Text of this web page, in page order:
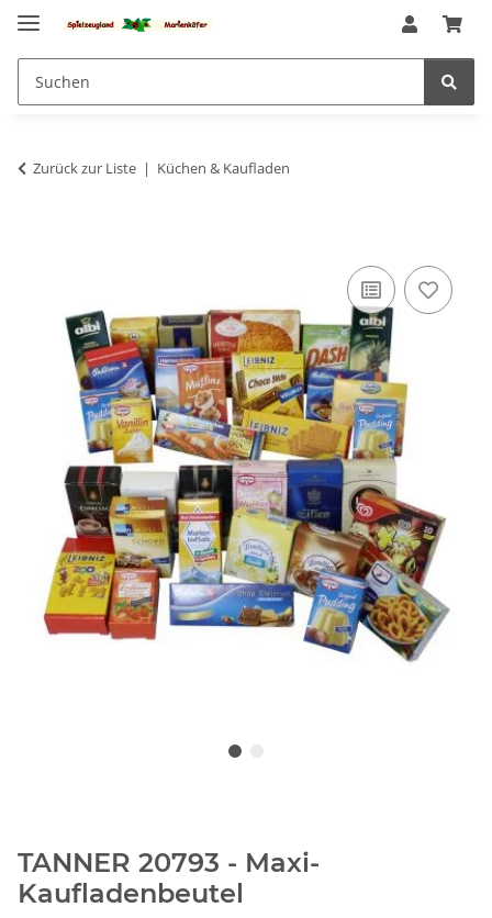
Zurück zur Liste Küchen & Kaufladen
TANNER 20793 - Maxi-
Kaufladenbeutel